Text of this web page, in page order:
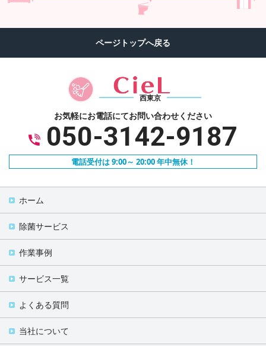
西東京
お気軽にお電話にてお問い合わせください
050-3142-9187
電話受付は 9:00～ 20:00 年中無休！
ホーム
除菌サービス
作業事例
サービス一覧
よくある質問
当社について